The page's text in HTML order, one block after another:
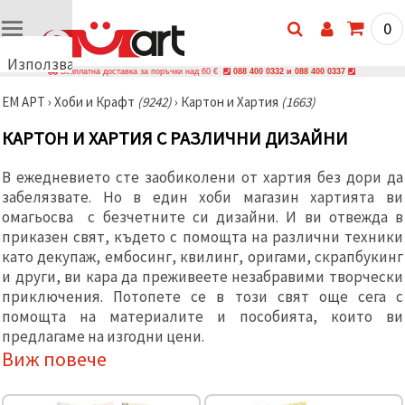
Използваме
🍪
бисквитки
за да
осигурим
работа на
сайта, да
подобрим
твоето
изживяване
и, с твое
съгласие,
да
анализираме
трафика и
да
по-
0
Безплатна доставка за поръчки над 60 € 088 400 0332 и 088 400 0337
ЕМ АРТ › Хоби и Крафт (9242)› Картон и Хартия (1663)
КАРТОН И ХАРТИЯ С РАЗЛИЧНИ ДИЗАЙНИ
В ежедневието сте заобиколени от хартия без дори да
забелязвате. Но в един хоби магазин хартията ви
омагьосва с безчетните си дизайни. И ви отвежда в
приказен свят, където с помощта на различни техники
като декупаж, ембосинг, квилинг, оригами, скрапбукинг
и други, ви кара да преживеете незабравими творчески
приключения. Потопете се в този свят още сега с
помощта на материалите и пособията, които ви
предлагаме на изгодни цени.
Виж повече